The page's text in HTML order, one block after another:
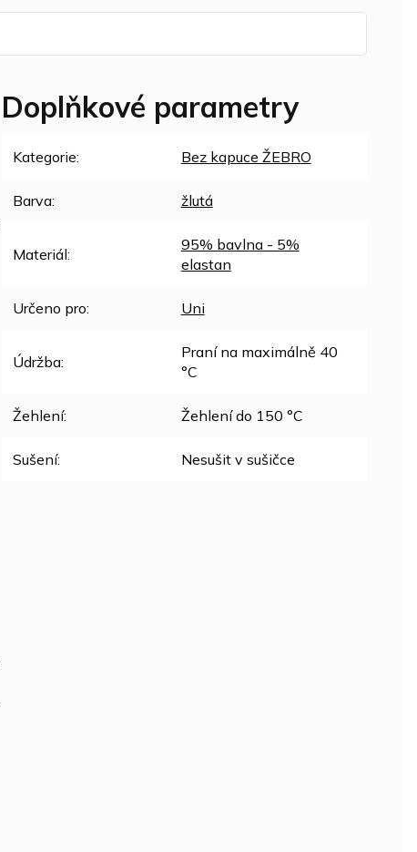
Doplňkové parametry
Kategorie: Bez kapuce ŽEBRO
Barva: žlutá
Materiál:
95% bavlna - 5%
elastan
Určeno pro: Uni
Údržba:
Praní na maximálně 40
°C
Žehlení: Žehlení do 150 °C
Sušení: Nesušit v sušičce